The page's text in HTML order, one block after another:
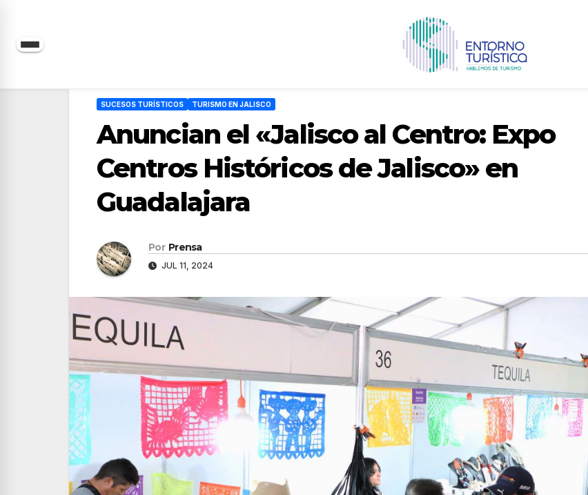
Saltar
SUCESOS TURÍSTICOS TURISMO EN JALISCO
Anuncian el «Jalisco al Centro: Expo
Centros Históricos de Jalisco» en
Guadalajara
Por Prensa
JUL 11, 2024